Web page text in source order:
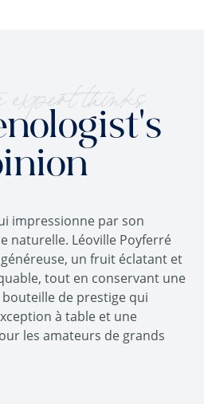
expert thinks
impressionne par son
naturelle. Léoville Poyferré
un fruit éclatant et
tout en conservant une
de prestige qui
à table et une
les amateurs de grands